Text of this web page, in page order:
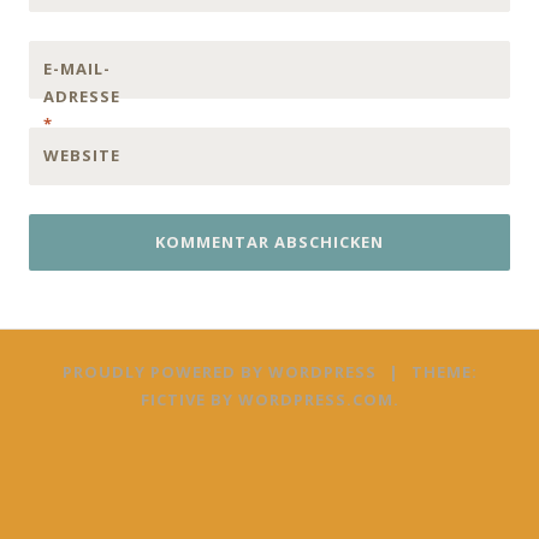
E-MAIL-
ADRESSE
*
WEBSITE
PROUDLY POWERED BY WORDPRESS |
THEME:
FICTIVE BY WORDPRESS.COM.